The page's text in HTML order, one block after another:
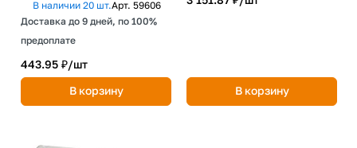
В наличии 20 шт.Арт. 59606
Доставка до 9 дней, по 100%
предоплате
443.95 ₽/шт
В корзину
В корзину